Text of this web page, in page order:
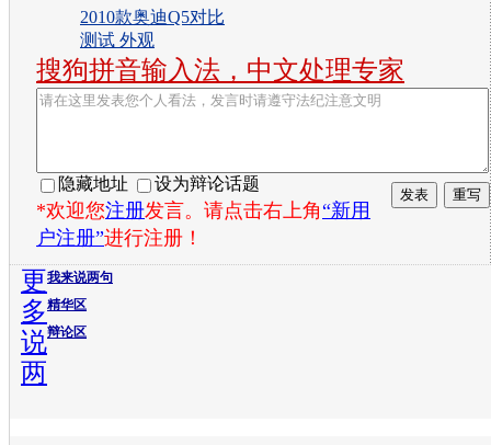
2010款奥迪Q5对比
测试 外观
搜狗拼音输入法，中文处理专家
隐藏地址 设为辩论话题
*欢迎您注册发言。请点击右上角“新用
户注册”进行注册！
我来说两句
精华区
辩论区
更
多
说
两